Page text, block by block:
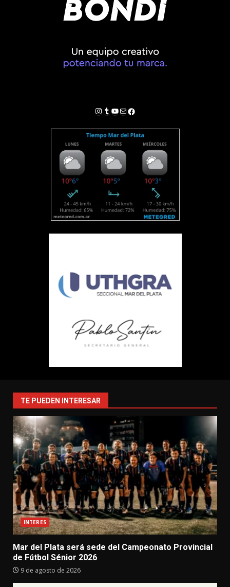
Instagram
Tumblr
YouTube
Correo electrónico
Facebook
TE PUEDEN INTERESAR
INTERES
Mar del Plata será sede del Campeonato Provincial
de Fútbol Sénior 2026
9 de agosto de 2026